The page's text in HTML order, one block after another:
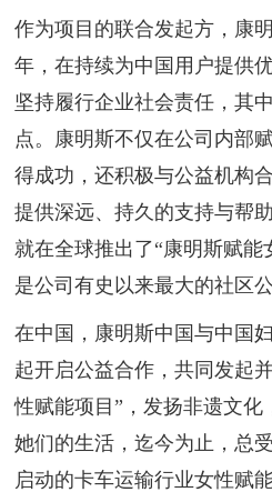
作为项目的联合发起方，康
年，在持续为中国用户提供
坚持履行企业社会责任，其
点。康明斯不仅在公司内部
得成功，还积极与公益机构
提供深远、持久的支持与帮
就在全球推出了“康明斯赋能
是公司有史以来最大的社区
在中国，康明斯中国与中国
起开启公益合作，共同发起
性赋能项目”，发扬非遗文
她们的生活，迄今为止，总
启动的卡车运输行业女性赋